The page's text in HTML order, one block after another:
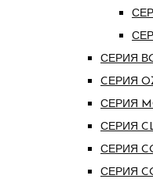
СЕРИЯ
CЕРИЯ
СЕРИЯ
СЕРИЯ
СЕРИЯ
СЕРИЯ